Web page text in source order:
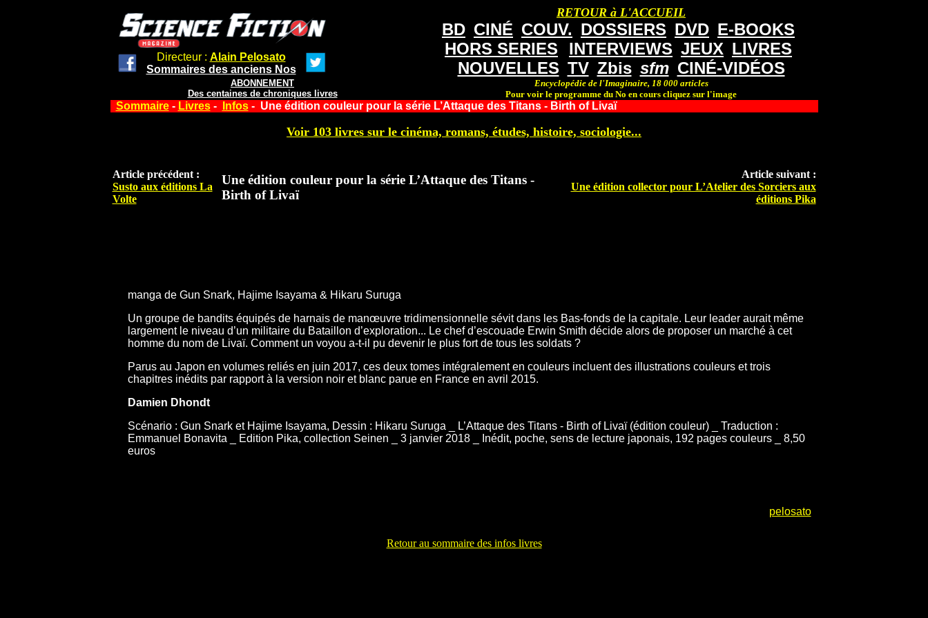
Directeur : Alain Pelosato
Sommaires des anciens Nos
ABONNEMENT
Des centaines de chroniques livres
RETOUR à L'ACCUEIL
BD CINÉ COUV. DOSSIERS DVD E-BOOKS
HORS SERIES
INTERVIEWS JEUX LIVRES
NOUVELLES TV Zbis sfm CINÉ-VIDÉOS
Encyclopédie de l'Imaginaire, 18 000 articles
Pour voir le programme du No en cours cliquez sur l'image
Sommaire- Livres- Infos- Une édition couleur pour la série L’Attaque des Titans - Birth of Livaï
Voir 103 livres sur le cinéma, romans, études, histoire, sociologie...
Article précédent :
Susto aux éditions La
Volte
Une édition couleur pour la série L’Attaque des Titans -
Birth of Livaï
Article suivant :
Une édition collector pour L’Atelier des Sorciers aux
éditions Pika
manga de Gun Snark, Hajime Isayama & Hikaru Suruga
Un groupe de bandits équipés de harnais de manœuvre tridimensionnelle sévit dans les Bas-fonds de la capitale. Leur leader aurait même
largement le niveau d’un militaire du Bataillon d’exploration... Le chef d’escouade Erwin Smith décide alors de proposer un marché à cet
homme du nom de Livaï. Comment un voyou a-t-il pu devenir le plus fort de tous les soldats ?
Parus au Japon en volumes reliés en juin 2017, ces deux tomes intégralement en couleurs incluent des illustrations couleurs et trois
chapitres inédits par rapport à la version noir et blanc parue en France en avril 2015.
Damien Dhondt
Scénario : Gun Snark et Hajime Isayama, Dessin : Hikaru Suruga _ L’Attaque des Titans - Birth of Livaï (édition couleur) _ Traduction :
Emmanuel Bonavita _ Edition Pika, collection Seinen _ 3 janvier 2018 _ Inédit, poche, sens de lecture japonais, 192 pages couleurs _ 8,50
euros
pelosato
Retour au sommaire des infos livres